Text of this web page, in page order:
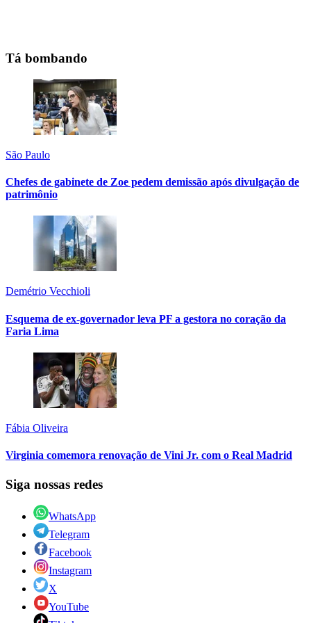
Tá bombando
São Paulo
Chefes de gabinete de Zoe pedem demissão após divulgação de
patrimônio
Demétrio Vecchioli
Esquema de ex-governador leva PF a gestora no coração da
Faria Lima
Fábia Oliveira
Virginia comemora renovação de Vini Jr. com o Real Madrid
Siga nossas redes
WhatsApp
Telegram
Facebook
Instagram
X
YouTube